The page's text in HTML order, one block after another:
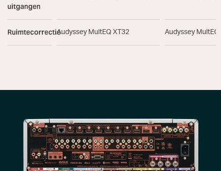
uitgangen
RuimtecorrectieAudyssey MultEQ XT32 Audyssey MultEQ